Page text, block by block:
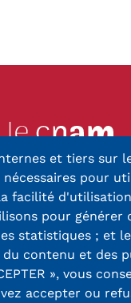
Thierry-Mieg
BELFORT Cedex
03 84 58 33 10
et tiers sur
pour
facilité
pour générer
statistiques ; et
contenu et des
», vous
accepter ou